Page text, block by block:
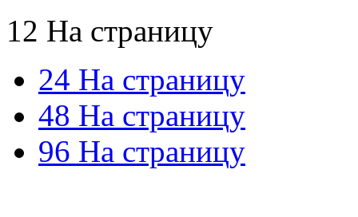
12 На страницу
24 На страницу
48 На страницу
96 На страницу